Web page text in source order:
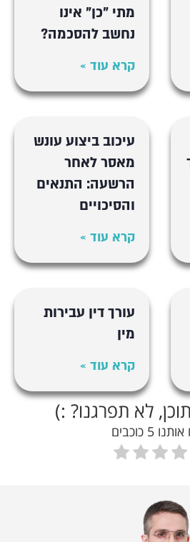
מתי "כן" אינו
נחשב להסכמה?
קרא עוד »
עיכוב ביצוע עונש
מאסר לאחר
הרשעה: התנאים
והסיכויים
קרא עוד »
עורך דין עבירות
מין
קרא עוד »
לא תפרגנו? :)
5 כוכבים